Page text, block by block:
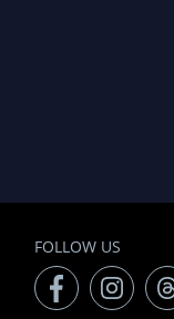
FOLLOW US